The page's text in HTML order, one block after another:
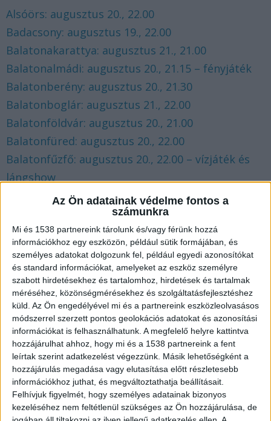
Az Ön adatainak védelme fontos a
számunkra
Mi és 1538 partnereink tárolunk és/vagy férünk hozzá
információkhoz egy eszközön, például sütik formájában, és
személyes adatokat dolgozunk fel, például egyedi azonosítókat
és standard információkat, amelyeket az eszköz személyre
szabott hirdetésekhez és tartalomhoz, hirdetések és tartalmak
méréséhez, közönségmérésekhez és szolgáltatásfejlesztéshez
küld. Az Ön engedélyével mi és a partnereink eszközleolvasásos
módszerrel szerzett pontos geolokációs adatokat és azonosítási
információkat is felhasználhatunk. A megfelelő helyre kattintva
hozzájárulhat ahhoz, hogy mi és a 1538 partnereink a fent
leírtak szerint adatkezelést végezzünk. Másik lehetőségként a
hozzájárulás megadása vagy elutasítása előtt részletesebb
információkhoz juthat, és megváltoztathatja beállításait.
Felhívjuk figyelmét, hogy személyes adatainak bizonyos
kezeléséhez nem feltétlenül szükséges az Ön hozzájárulása, de
Alsóörs: augusztus 20., 22.00
Badacsony: augusztus 19., 22.00
Balatonakarattya: augusztus 21., 21.00
Balatonalmádi: augusztus 20., 21.15 – fényjáték
Balatonberény: augusztus 20., 21.30
Balatonboglár: augusztus 21., 22.00
Balatonföldvár: augusztus 20., 21.00
Balatonfüred: augusztus 20., 22.00
Balatonfűzfő: augusztus 20., 22.00 – vízjáték és
lángshow
Balatonkenese: augusztus 20., 20.00- lézer show
Balatonlelle: augusztus 20., 21.00
Balatonszárszó: augusztus 20., 21.15
Balatonszemes: augusztus 20., 22.30 – vízi-
tűzijáték show
Balatonszepezd: augusztus 19., 21.30
Balatonvilágos: augusztus 20., 22.00
Fonyód: augusztus 20., 22.00
Csopak: augusztus 20., 21.30
Hévíz: augusztus 20., 22.30 Led előadás
Keszthely: augusztus 20., 21.00
Révfülöp: augusztus 20., 21.00
Siófok: augusztus 20., 21.00